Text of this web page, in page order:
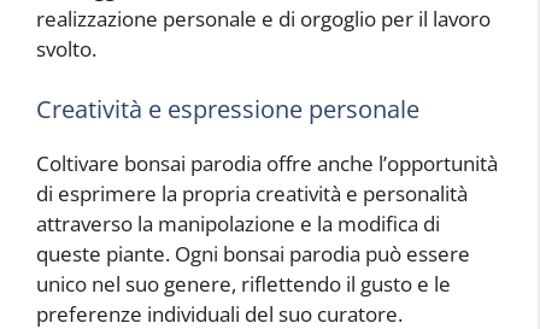
realizzazione personale e di orgoglio per il lavoro
svolto.
Creatività e espressione personale
Coltivare bonsai parodia offre anche l’opportunità
di esprimere la propria creatività e personalità
attraverso la manipolazione e la modifica di
queste piante. Ogni bonsai parodia può essere
unico nel suo genere, riflettendo il gusto e le
preferenze individuali del suo curatore.